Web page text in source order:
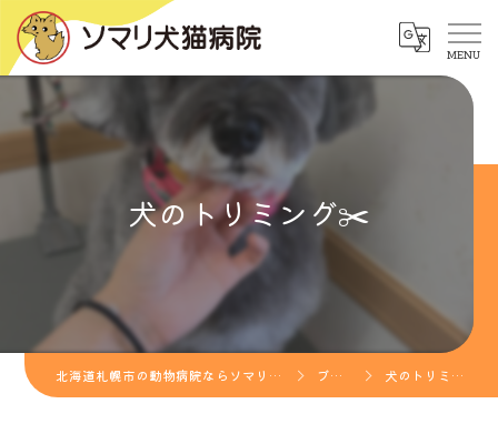
犬のトリミング✂️
北海道札幌市の動物病院ならソマリ犬猫病院 ブログ 犬のトリミング✂️